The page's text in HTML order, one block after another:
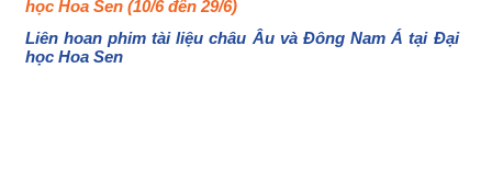
học Hoa Sen (10/6 đến 29/6)
Liên hoan phim tài liệu châu Âu và Đông Nam Á tại Đại
học Hoa Sen